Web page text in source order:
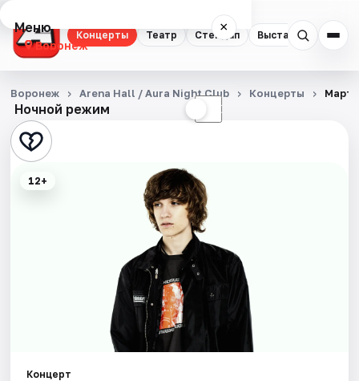
Концерты Театр Стендап Выставки
Меню ×
Воронеж
Концерты
Театр
Стендап
Ночной режим ☾
Воронеж Arena Hall / Aura Night Club Концерты
12+
Концерт